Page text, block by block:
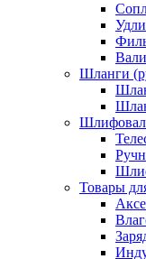
Шланги
Товары